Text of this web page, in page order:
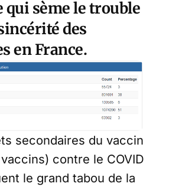
sème le trouble
des
en France.
secondaires du vaccin
contre le COVID
le grand tabou de la